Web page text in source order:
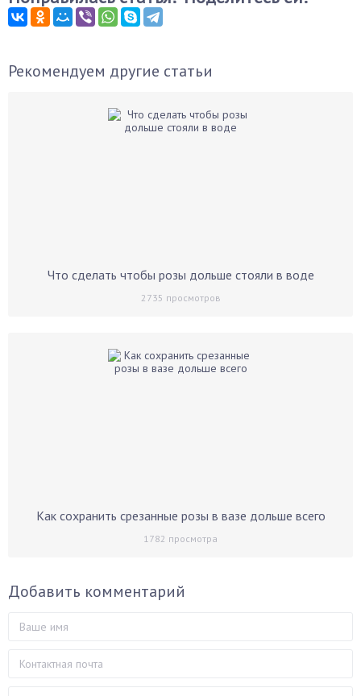
Рекомендуем другие статьи
Что сделать чтобы розы дольше стояли в воде
2735 просмотров
Как сохранить срезанные розы в вазе дольше всего
1782 просмотра
Добавить комментарий